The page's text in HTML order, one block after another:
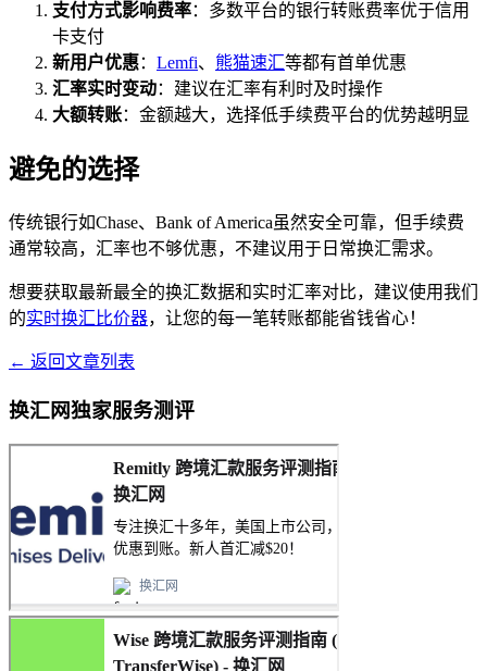
支付方式影响费率：多数平台的银行转账费率优于信用
卡支付
新用户优惠： Lemfi、 熊猫速汇等都有首单优惠
汇率实时变动：建议在汇率有利时及时操作
大额转账：金额越大，选择低手续费平台的优势越明显
避免的选择
传统银行如Chase、Bank of America虽然安全可靠，但手续费
通常较高，汇率也不够优惠，不建议用于日常换汇需求。
想要获取最新最全的换汇数据和实时汇率对比，建议使用我们
的实时换汇比价器，让您的每一笔转账都能省钱省心！
← 返回文章列表
换汇网独家服务测评